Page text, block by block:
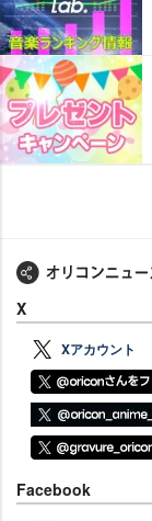
X
Xアカウント
Facebook